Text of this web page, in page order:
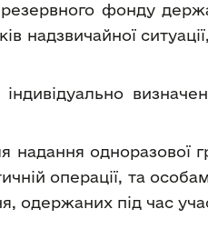
фонду
надзвичайної
надання одноразової
операції, та
одержаних під час